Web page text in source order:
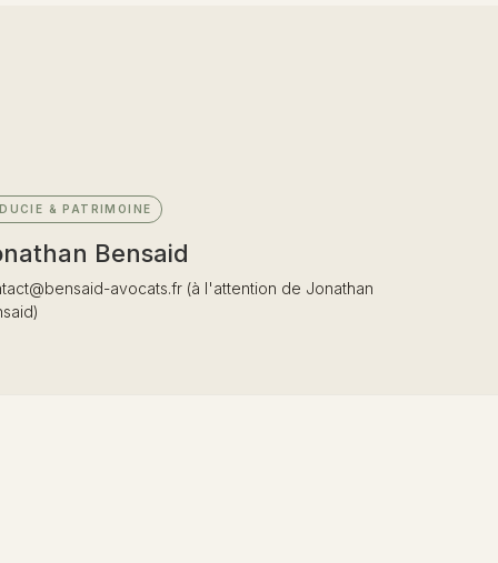
& PATRIMOINE
Bensaid
avocats.fr (à l'attention de Jonathan